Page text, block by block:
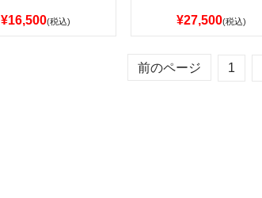
¥16,500(税込) ¥27,500(税込)
前のページ 1